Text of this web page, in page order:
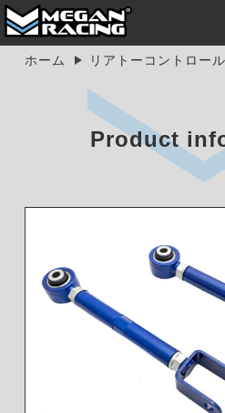
ホーム リアトーコントロー
Product